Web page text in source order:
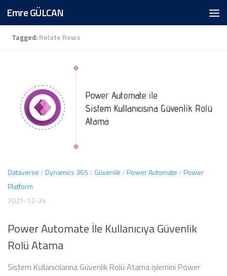
Skip to content
Emre GÜLCAN
Tagged:Relate Rows
Dataverse/Dynamics 365/ Güvenlik/Power Automate/Power
Platform
2021-12-24
Power Automate İle Kullanıcıya Güvenlik
Rolü Atama
Sistem Kullanıcılarına Güvenlik Rolü Atama işlemini Power